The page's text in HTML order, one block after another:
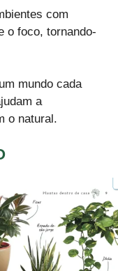
com
o foco, tornando-
mundo cada
a
o natural.